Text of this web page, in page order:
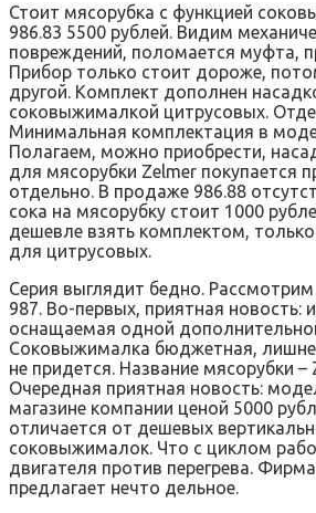
Стоит мясорубка с функцией
986.83 5500 рублей. Видим
повреждений, поломается муфта,
Прибор только стоит дороже,
другой. Комплект дополнен
соковыжималкой цитрусовых.
Минимальная комплектация в
Полагаем, можно приобрести,
для мясорубки Zelmer покупается
отдельно. В продаже 986.88
сока на мясорубку стоит 1000
дешевле взять комплектом,
для цитрусовых.
Серия выглядит бедно.
987. Во-первых, приятная новость:
оснащаемая одной
Соковыжималка бюджетная,
не придется. Название мясорубки –
Очередная приятная новость:
магазине компании ценой 5000
отличается от дешевых
соковыжималок. Что с циклом
двигателя против перегрева.
предлагает нечто дельное.